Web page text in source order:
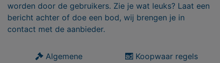
worden door de gebruikers. Zie je wat leuks? Laat een
bericht achter of doe een bod, wij brengen je in
contact met de aanbieder.
Algemene
Koopwaar regels